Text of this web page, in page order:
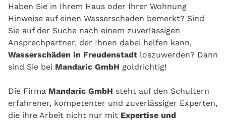
Haben Sie in Ihrem Haus oder Ihrer Wohnung
Hinweise auf einen Wasserschaden bemerkt? Sind
Sie auf der Suche nach einem zuverlässigen
Ansprechpartner, der Ihnen dabei helfen kann,
Wasserschäden in Freudenstadt loszuwerden? Dann
sind Sie bei Mandaric GmbH goldrichtig!
Die Firma Mandaric GmbH steht auf den Schultern
erfahrener, kompetenter und zuverlässiger Experten,
die ihre Arbeit nicht nur mit Expertise und